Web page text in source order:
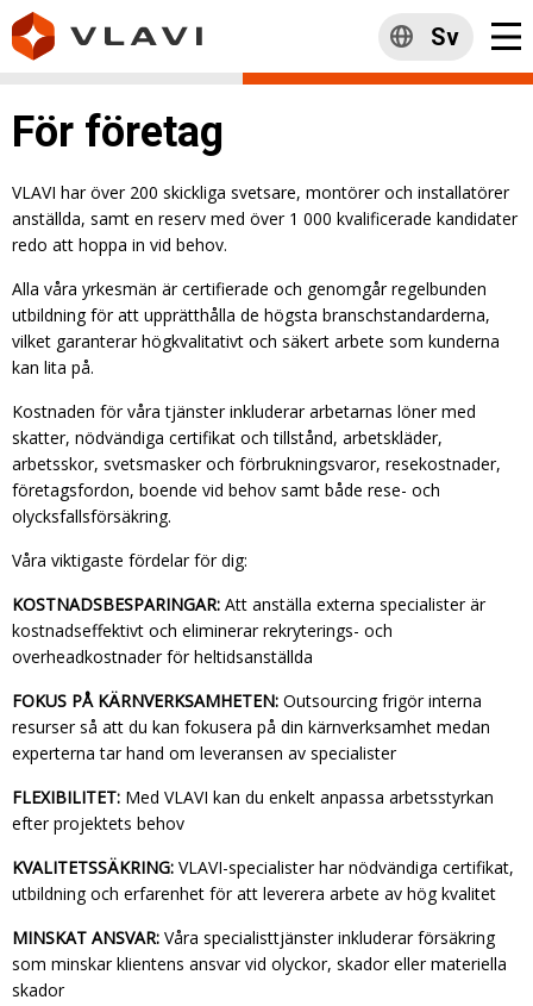
Sv
För företag
VLAVI har över 200 skickliga svetsare, montörer och installatörer
anställda, samt en reserv med över 1 000 kvalificerade kandidater
redo att hoppa in vid behov.
Alla våra yrkesmän är certifierade och genomgår regelbunden
utbildning för att upprätthålla de högsta branschstandarderna,
vilket garanterar högkvalitativt och säkert arbete som kunderna
kan lita på.
Kostnaden för våra tjänster inkluderar arbetarnas löner med
skatter, nödvändiga certifikat och tillstånd, arbetskläder,
arbetsskor, svetsmasker och förbrukningsvaror, resekostnader,
företagsfordon, boende vid behov samt både rese- och
olycksfallsförsäkring.
Våra viktigaste fördelar för dig:
KOSTNADSBESPARINGAR: Att anställa externa specialister är
kostnadseffektivt och eliminerar rekryterings- och
overheadkostnader för heltidsanställda
FOKUS PÅ KÄRNVERKSAMHETEN: Outsourcing frigör interna
resurser så att du kan fokusera på din kärnverksamhet medan
experterna tar hand om leveransen av specialister
FLEXIBILITET: Med VLAVI kan du enkelt anpassa arbetsstyrkan
efter projektets behov
KVALITETSSÄKRING: VLAVI-specialister har nödvändiga certifikat,
utbildning och erfarenhet för att leverera arbete av hög kvalitet
MINSKAT ANSVAR: Våra specialisttjänster inkluderar försäkring
som minskar klientens ansvar vid olyckor, skador eller materiella
skador